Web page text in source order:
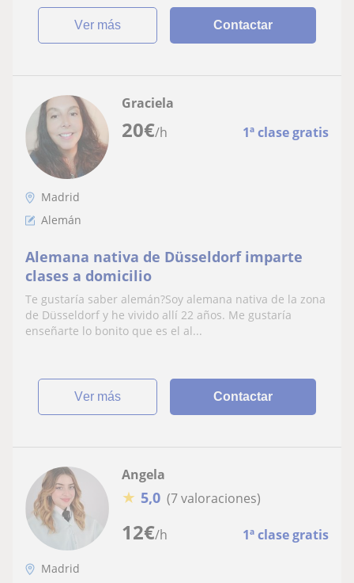
ver más Contactar
20€/h 1ª clase gratis
Graciela
Madrid
Alemán
Alemana nativa de Düsseldorf imparte
clases a domicilio
Te gustaría saber alemán?Soy alemana nativa de la zona
de Düsseldorf y he vivido allí 22 años. Me gustaría
enseñarte lo bonito que es el al...
ver más Contactar
12€/h 1ª clase gratis
Angela
★ 5,0 (7 valoraciones)
Madrid